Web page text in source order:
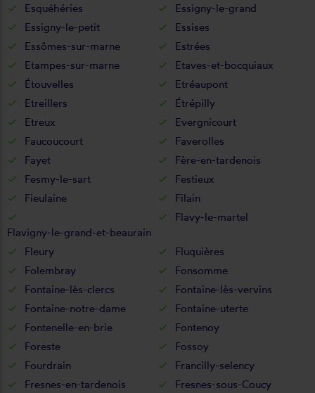
Esquéhéries
Essigny-le-grand
Essigny-le-petit
Essises
Essômes-sur-marne
Estrées
Etampes-sur-marne
Etaves-et-bocquiaux
Étouvelles
Etréaupont
Etreillers
Étrépilly
Etreux
Evergnicourt
Faucoucourt
Faverolles
Fayet
Fère-en-tardenois
Fesmy-le-sart
Festieux
Fieulaine
Filain
Flavigny-le-grand-et-beaurain
Flavy-le-martel
Fleury
Fluquières
Folembray
Fonsomme
Fontaine-lès-clercs
Fontaine-lès-vervins
Fontaine-notre-dame
Fontaine-uterte
Fontenelle-en-brie
Fontenoy
Foreste
Fossoy
Fourdrain
Francilly-selency
Fresnes-en-tardenois
Fresnes-sous-Coucy